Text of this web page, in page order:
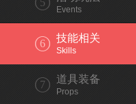
Events
5
技能相关
Skills
6
道具装备
Props
7